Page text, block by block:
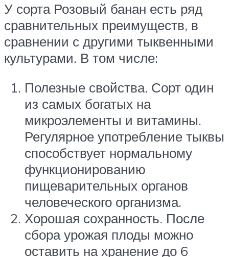
У сорта Розовый банан есть ряд
сравнительных преимуществ, в
сравнении с другими тыквенными
культурами. В том числе:
Полезные свойства. Сорт один
из самых богатых на
микроэлементы и витамины.
Регулярное употребление тыквы
способствует нормальному
функционированию
пищеварительных органов
человеческого организма.
Хорошая сохранность. После
сбора урожая плоды можно
оставить на хранение до 6